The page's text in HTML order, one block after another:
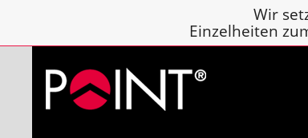
Wir
Einzelheiten